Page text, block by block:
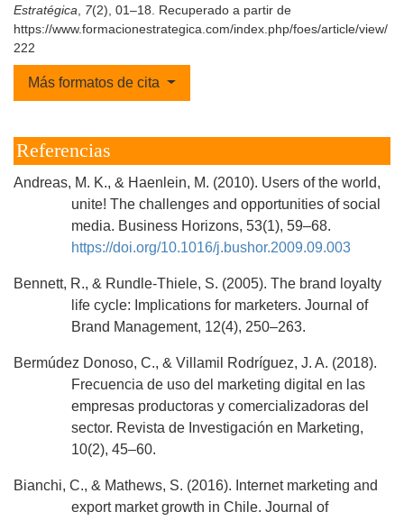
Estratégica, 7(2), 01–18. Recuperado a partir de
https://www.formacionestrategica.com/index.php/foes/article/view/
222
Más formatos de cita
Referencias
Andreas, M. K., & Haenlein, M. (2010). Users of the world,
unite! The challenges and opportunities of social
media. Business Horizons, 53(1), 59–68.
https://doi.org/10.1016/j.bushor.2009.09.003
Bennett, R., & Rundle-Thiele, S. (2005). The brand loyalty
life cycle: Implications for marketers. Journal of
Brand Management, 12(4), 250–263.
Bermúdez Donoso, C., & Villamil Rodríguez, J. A. (2018).
Frecuencia de uso del marketing digital en las
empresas productoras y comercializadoras del
sector. Revista de Investigación en Marketing,
10(2), 45–60.
Bianchi, C., & Mathews, S. (2016). Internet marketing and
export market growth in Chile. Journal of